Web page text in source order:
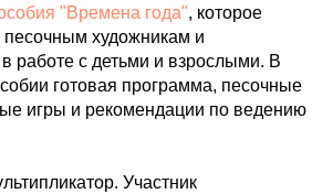
"Времена года", которое
песочным художникам и
работе с детьми и взрослыми. В
готовая программа, песочные
игры и рекомендации по ведению
Участник